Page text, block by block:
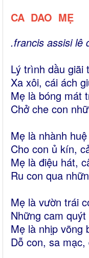
CA DAO MẸ
.francis assisi lê
Lý trình dầu giãi
Xa xôi, cái ách
Mẹ là bóng mát
Chở che con
Mẹ là nhành
Cho con ủ kín,
Mẹ là điệu hát,
Ru con qua
Mẹ là vườn trái
Những cam
Mẹ là nhịp võng
Dỗ con, sa